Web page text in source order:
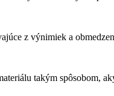
z výnimiek a
takým spôsobom,